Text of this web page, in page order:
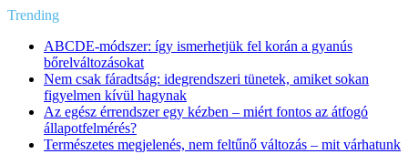
Trending
ABCDE‑módszer: így ismerhetjük fel korán a gyanús
bőrelváltozásokat
Nem csak fáradtság: idegrendszeri tünetek, amiket sokan
figyelmen kívül hagynak
Az egész érrendszer egy kézben – miért fontos az átfogó
állapotfelmérés?
Természetes megjelenés, nem feltűnő változás – mit várhatunk